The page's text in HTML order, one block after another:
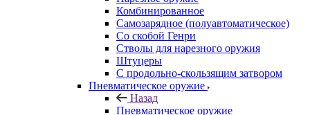
Комбинированное
Самозарядное (полуавтоматическое)
Со скобой Генри
Стволы для нарезного оружия
Штуцеры
С продольно-скользящим затвором
Пневматическое оружие
Назад
Пневматическое оружие